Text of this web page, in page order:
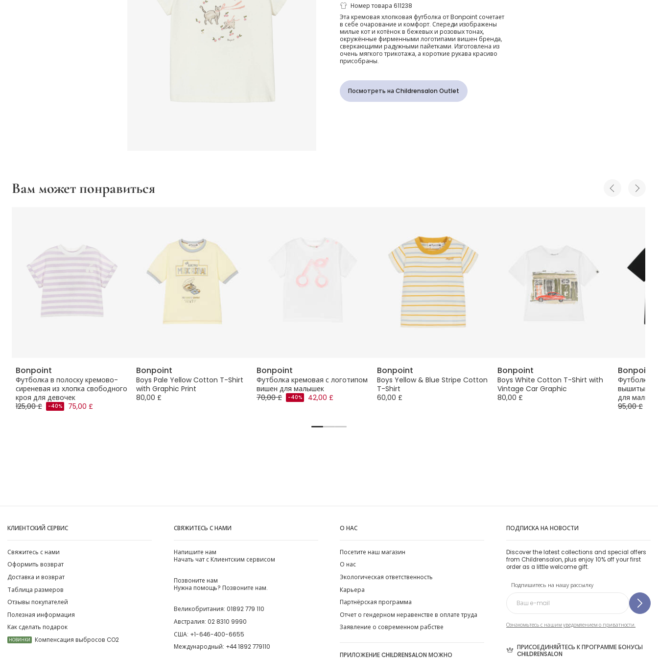
Футболка кремовая
хлопковая с котом
для девочек
Номер товара 611238
Эта кремовая хлопковая футболка от Bonpoint сочетает
в себе очарование и комфорт. Спереди изображены
милые кот и котёнок в бежевых и розовых тонах,
окружённые фирменными логотипами вишен бренда,
сверкающими радужными пайетками. Изготовлена из
очень мягкого трикотажа, а короткие рукава красиво
присобраны.
Посмотреть на Childrensalon Outlet
Вам может понравиться
Bonpoint
Футболка в полоску кремово-
сиреневая из хлопка свободного
кроя для девочек
125,00 £
-40% 75,00 £
Bonpoint
Boys Pale Yellow Cotton T-Shirt
with Graphic Print
80,00 £
Bonpoint
Футболка кремовая с логотипом
вишен для малышек
70,00 £
-40% 42,00 £
Bonpoint
Boys Yellow & Blue Stripe Cotton
T-Shirt
60,00 £
Bonpoint
Boys White Cotton T-Shirt with
Vintage Car Graphic
80,00 £
Bonpoint
Футболка
вышитым
для
95,00 £
КЛИЕНТСКИЙ СЕРВИС
Свяжитесь с нами
Оформить возврат
Доставка и возврат
Таблица размеров
Отзывы покупателей
Полезная информация
Как сделать подарок
НОВИНКИ Компенсация выбросов CO2
СВЯЖИТЕСЬ С НАМИ
Напишите нам
Начать чат с Клиентским сервисом
Позвоните нам
Нужна помощь? Позвоните нам.
Великобритания: 01892 779 110
Австралия: 02 8310 9990
США: +1-646-400-6655
Международный: +44 1892 779110
О НАС
Посетите наш магазин
О нас
Экологическая ответственность
Карьера
Партнёрская программа
Отчет о гендерном неравенстве в оплате труда
Заявление о современном рабстве
ПРИЛОЖЕНИЕ CHILDRENSALON МОЖНО
ПОДПИСКА НА НОВОСТИ
Discover the latest collections and special offers
from Childrensalon, plus enjoy 10% off your first
order as a little welcome gift.
Подпишитесь на нашу рассылку
Ознакомьтесь с нашим уведомлением о приватности.
ПРИСОЕДИНЯЙТЕСЬ К ПРОГРАММЕ БОНУСЫ
CHILDRENSALON